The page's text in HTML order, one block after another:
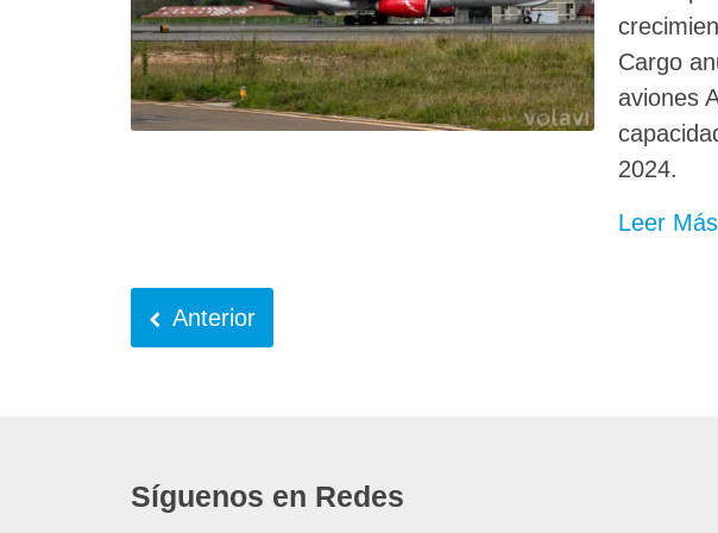
Cargo
aviones
2024.
Leer Más
Anterior
Síguenos en Redes